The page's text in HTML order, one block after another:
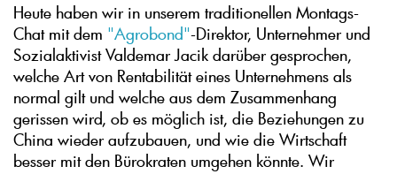
Heute haben wir in unserem traditionellen Montags-
Chat mit dem "Agrobond"-Direktor, Unternehmer und
Sozialaktivist Valdemar Jacik darüber gesprochen,
welche Art von Rentabilität eines Unternehmens als
normal gilt und welche aus dem Zusammenhang
gerissen wird, ob es möglich ist, die Beziehungen zu
China wieder aufzubauen, und wie die Wirtschaft
besser mit den Bürokraten umgehen könnte. Wir